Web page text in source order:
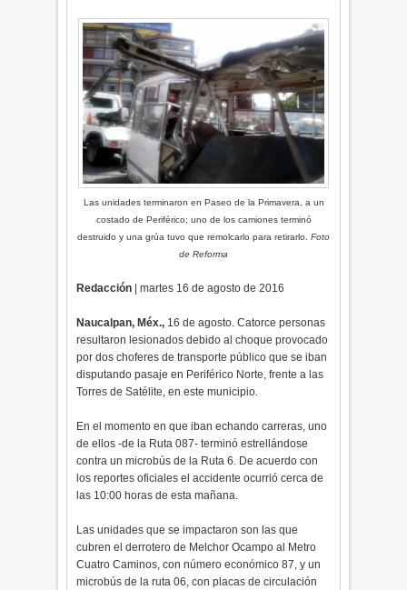
Las unidades terminaron en Paseo de la Primavera, a un
costado de Periférico; uno de los camiones terminó
destruido y una grúa tuvo que remolcarlo para retirarlo. Foto
de Reforma
Redacción | martes 16 de agosto de 2016
Naucalpan, Méx., 16 de agosto. Catorce personas
resultaron lesionados debido al choque provocado
por dos choferes de transporte público que se iban
disputando pasaje en Periférico Norte, frente a las
Torres de Satélite, en este municipio.
En el momento en que iban echando carreras, uno
de ellos -de la Ruta 087- terminó estrellándose
contra un microbús de la Ruta 6. De acuerdo con
los reportes oficiales el accidente ocurrió cerca de
las 10:00 horas de esta mañana.
Las unidades que se impactaron son las que
cubren el derrotero de Melchor Ocampo al Metro
Cuatro Caminos, con número económico 87, y un
microbús de la ruta 06, con placas de circulación